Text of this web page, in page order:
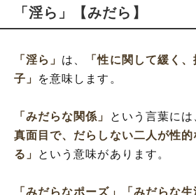
「淫ら」【みだら】
「淫ら」 は、
「性に関して緩く
子」
を意味します。
「みだらな関係」 という言葉には
真面目で、だらしない二人が性
る」
という意味があります。
「みだらなポーズ」 「みだらな生